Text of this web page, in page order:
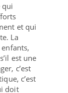
qui
et qui
La
est une
c’est
c’est
doit